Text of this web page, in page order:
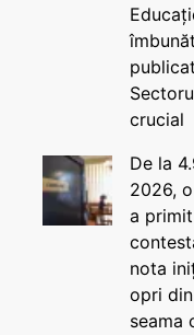
crucial
De la
2026,
a
nota
opri
seama